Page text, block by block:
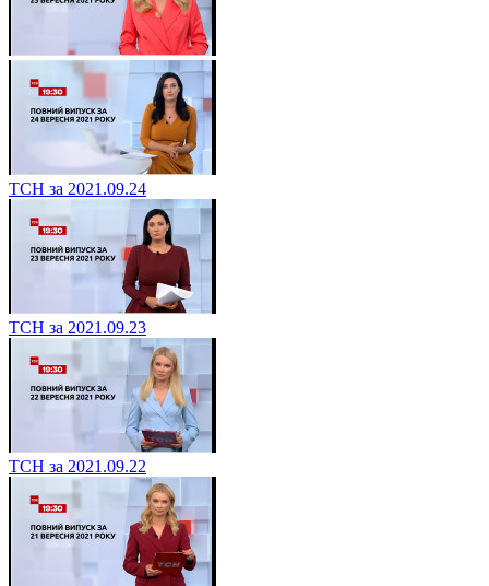
ТСН за 2021.09.24
ТСН за 2021.09.23
ТСН за 2021.09.22